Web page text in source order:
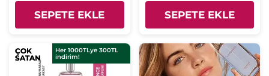
SEPETE EKLE SEPETE EKLE
ÇOK
SATAN
ÇOK
SATAN
Her 1000TLye 300TL
indirim!